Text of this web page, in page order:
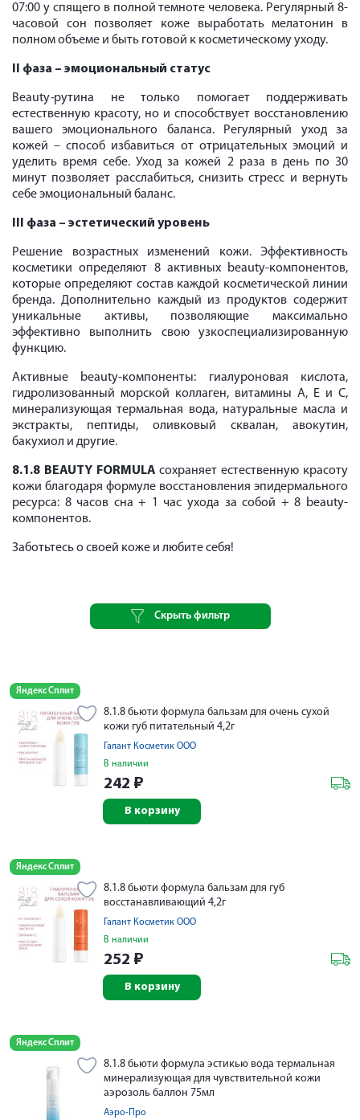
07:00 у спящего в полной темноте человека. Регулярный 8-
часовой сон позволяет коже выработать мелатонин в
полном объеме и быть готовой к косметическому уходу.
II фаза – эмоциональный статус
Вeauty-рутина не только помогает поддерживать
естественную красоту, но и способствует восстановлению
вашего эмоционального баланса. Регулярный уход за
кожей – способ избавиться от отрицательных эмоций и
уделить время себе. Уход за кожей 2 раза в день по 30
минут позволяет расслабиться, снизить стресс и вернуть
себе эмоциональный баланс.
III фаза – эстетический уровень
Решение возрастных изменений кожи. Эффективность
косметики определяют 8 активных beauty-компонентов,
которые определяют состав каждой косметической линии
бренда. Дополнительно каждый из продуктов содержит
уникальные активы, позволяющие максимально
эффективно выполнить свою узкоспециализированную
функцию.
Активные beauty-компоненты: гиалуроновая кислота,
гидролизованный морской коллаген, витамины A, E и C,
минерализующая термальная вода, натуральные масла и
экстракты, пептиды, оливковый сквалан, авокутин,
бакухиол и другие.
8.1.8 BEAUTY FORMULA сохраняет естественную красоту
кожи благодаря формуле восстановления эпидермального
ресурса: 8 часов сна + 1 час ухода за собой + 8 beauty-
компонентов.
Заботьтесь о своей коже и любите себя!
Скрыть фильтр
Яндекс Сплит
8.1.8 бьюти формула бальзам для очень сухой
кожи губ питательный 4,2г
Галант Косметик ООО
В наличии
242 ₽
В корзину
Яндекс Сплит
8.1.8 бьюти формула бальзам для губ
восстанавливающий 4,2г
Галант Косметик ООО
В наличии
252 ₽
В корзину
Яндекс Сплит
8.1.8 бьюти формула эстикью вода термальная
минерализующая для чувствительной кожи
аэрозоль баллон 75мл
Аэро-Про